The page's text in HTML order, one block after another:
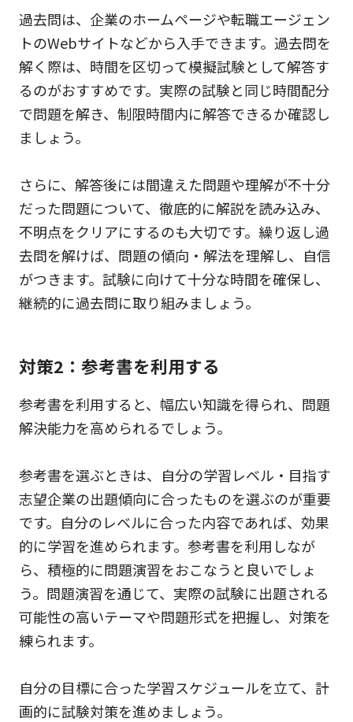
過去問は、企業のホームページや転職エージェン
トのWebサイトなどから入手できます。過去問を
解く際は、時間を区切って模擬試験として解答す
るのがおすすめです。実際の試験と同じ時間配分
で問題を解き、制限時間内に解答できるか確認し
ましょう。
さらに、解答後には間違えた問題や理解が不十分
だった問題について、徹底的に解説を読み込み、
不明点をクリアにするのも大切です。繰り返し過
去問を解けば、問題の傾向・解法を理解し、自信
がつきます。試験に向けて十分な時間を確保し、
継続的に過去問に取り組みましょう。
対策2：参考書を利用する
参考書を利用すると、幅広い知識を得られ、問題
解決能力を高められるでしょう。
参考書を選ぶときは、自分の学習レベル・目指す
志望企業の出題傾向に合ったものを選ぶのが重要
です。自分のレベルに合った内容であれば、効果
的に学習を進められます。参考書を利用しなが
ら、積極的に問題演習をおこなうと良いでしょ
う。問題演習を通じて、実際の試験に出題される
可能性の高いテーマや問題形式を把握し、対策を
練られます。
自分の目標に合った学習スケジュールを立て、計
画的に試験対策を進めましょう。